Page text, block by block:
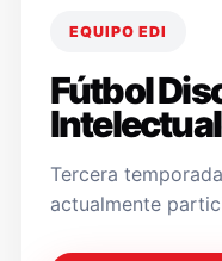
EQUIPO EDI
Fútbol
Tercera
actualmente